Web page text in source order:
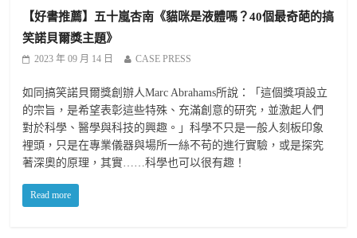
【好書推薦】五十嵐杏南《貓咪是液體嗎？40個最奇葩的搞
笑諾貝爾獎主題》
2023 年 09 月 14 日 CASE PRESS
如同搞笑諾貝爾獎創辦人Marc Abrahams所說：「這個獎項設立
的宗旨，是希望表彰這些特殊、充滿創意的研究，並激起人們
對於科學、醫學與科技的興趣。」科學不只是一般人刻板印象
裡頭，只是在專業儀器與場所一絲不苟的進行實驗，或是探究
著深奧的原理，其實……科學也可以很有趣！
Read more